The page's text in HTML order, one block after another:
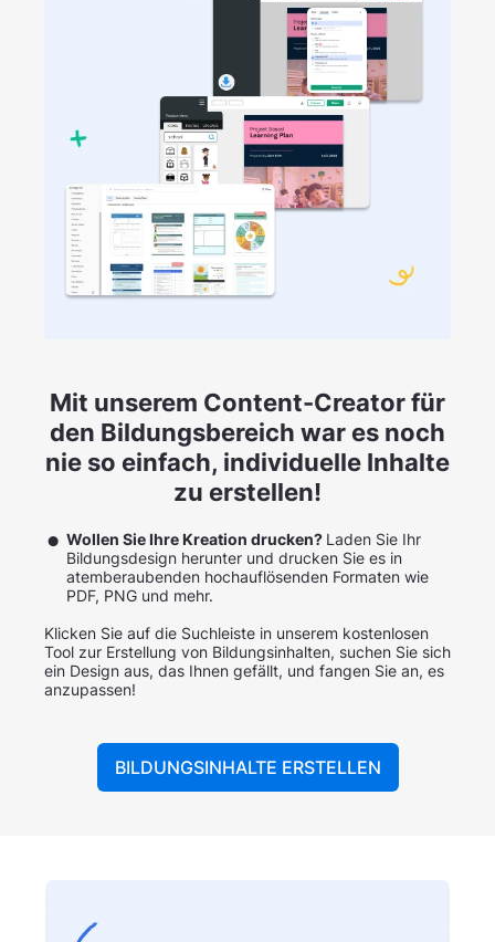
Mit unserem Content-Creator für
den Bildungsbereich war es noch
nie so einfach, individuelle Inhalte
zu erstellen!
Wollen Sie Ihre Kreation drucken? Laden Sie Ihr
Bildungsdesign herunter und drucken Sie es in
atemberaubenden hochauflösenden Formaten wie
PDF, PNG und mehr.
Klicken Sie auf die Suchleiste in unserem kostenlosen
Tool zur Erstellung von Bildungsinhalten, suchen Sie sich
ein Design aus, das Ihnen gefällt, und fangen Sie an, es
anzupassen!
BILDUNGSINHALTE ERSTELLEN